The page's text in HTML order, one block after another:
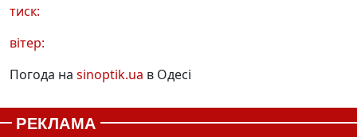
тиск:
вітер:
Погода на sinoptik.ua в Одесі
РЕКЛАМА